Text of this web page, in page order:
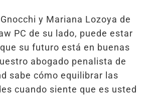
y Mariana Lozoya de
PC de su lado, puede estar
su futuro está en buenas
abogado penalista de
sabe cómo equilibrar las
cuando siente que es usted